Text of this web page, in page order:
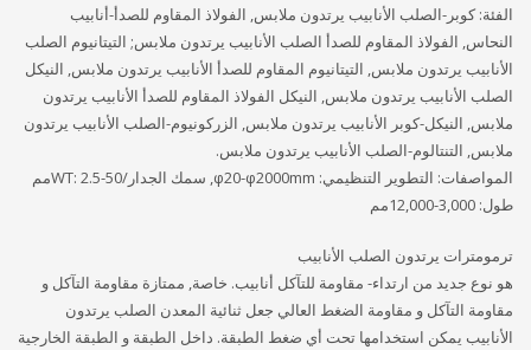
الفئة: كوبر-الصلب الأنابيب يرتدون ملابس, الفولاذ المقاوم للصدأ-أنابيب
النحاس, الفولاذ المقاوم للصدأ الصلب الأنابيب يرتدون ملابس; التيتانيوم الصلب
الأنابيب يرتدون ملابس, التيتانيوم المقاوم للصدأ الأنابيب يرتدون ملابس, النيكل
الصلب الأنابيب يرتدون ملابس, النيكل الفولاذ المقاوم للصدأ الأنابيب يرتدون
ملابس, النيكل-كوبر الأنابيب يرتدون ملابس, الزركونيوم-الصلب الأنابيب يرتدون
ملابس, التنتالوم-الصلب الأنابيب يرتدون ملابس.
المواصفات: التطوير التنظيمي: φ20-φ2000mm, سمك الجدار/WT: 2.5-50مم
طول: 3,000-12,000مم
ترمومترات يرتدون الصلب الأنابيب
هو نوع جديد من ارتداء- مقاومة للتآكل أنابيب. خاصة, ممتازة مقاومة التآكل و
مقاومة التآكل و مقاومة الضغط العالي جعل ثنائية المعدن الصلب يرتدون
الأنابيب يمكن استخدامها تحت أي ضغط الطبقة. داخل الطبقة و الطبقة الخارجية